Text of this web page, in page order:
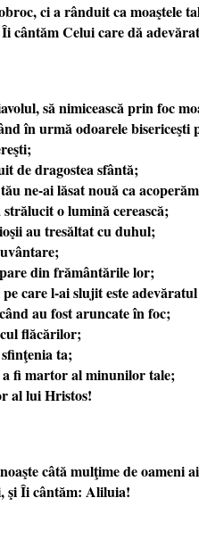
ci a rânduit ca moaştele
cântăm Celui care dă
să nimicească prin foc
în urmă odoarele
de dragostea sfântă;
ne-ai lăsat nouă ca
o lumină cerească;
au tresăltat cu duhul;
din frământările lor;
care l-ai slujit este
au fost aruncate în foc;
flăcărilor;
ta;
a fi martor al minunilor tale;
al lui Hristos!
câtă mulţime de
şi Îi cântăm: Aliluia!